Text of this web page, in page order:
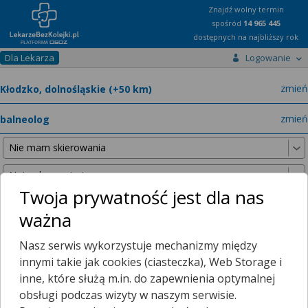
Znajdź wolny termin
spośród 14 965 445
dostępnych na najbliższy rok
Dla Lekarza Logowanie
zmień
zmień
Nie znaleźliśmy żadnych lekarzy w promieniu25 km , dlatego
zwiększyliśmy promień wyszukiwania do
50 km
Twoja prywatność jest dla nas
ważna
Nasz serwis wykorzystuje mechanizmy między
innymi takie jak cookies (ciasteczka), Web Storage i
inne, które służą m.in. do zapewnienia optymalnej
obsługi podczas wizyty w naszym serwisie.